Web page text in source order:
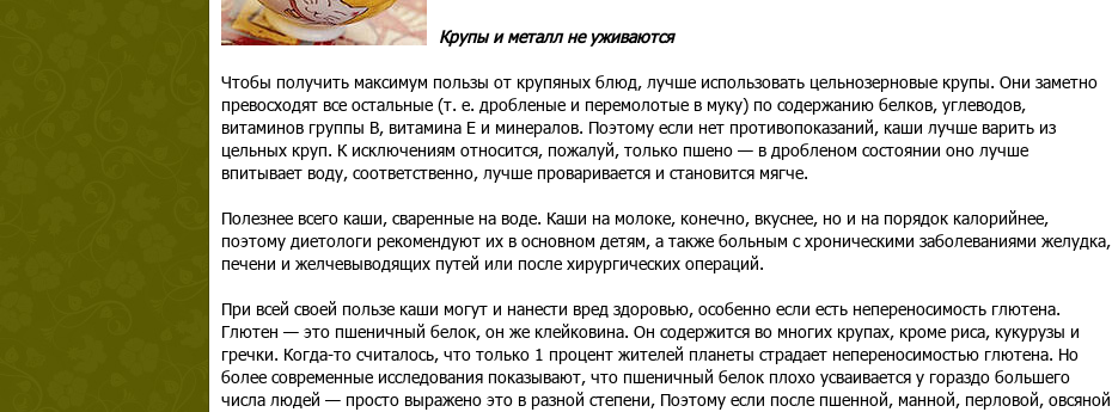
Крупы и металл не уживаются
Чтобы получить максимум пользы от крупяных блюд, лучше использовать цельнозерновые крупы. Они заметно
превосходят все остальные (т. е. дробленые и перемолотые в муку) по содержанию белков, углеводов,
витаминов группы В, витамина Е и минералов. Поэтому если нет противопоказаний, каши лучше варить из
цельных круп. К исключениям относится, пожалуй, только пшено — в дробленом состоянии оно лучше
впитывает воду, соответственно, лучше проваривается и становится мягче.
Полезнее всего каши, сваренные на воде. Каши на молоке, конечно, вкуснее, но и на порядок калорийнее,
поэтому диетологи рекомендуют их в основном детям, а также больным с хроническими заболеваниями желудка,
печени и желчевыводящих путей или после хирургических операций.
При всей своей пользе каши могут и нанести вред здоровью, особенно если есть непереносимость глютена.
Глютен — это пшеничный белок, он же клейковина. Он содержится во многих крупах, кроме риса, кукурузы и
гречки. Когда-то считалось, что только 1 процент жителей планеты страдает непереносимостью глютена. Но
более современные исследования показывают, что пшеничный белок плохо усваивается у гораздо большего
числа людей — просто выражено это в разной степени, Поэтому если после пшенной, манной, перловой, овсяной